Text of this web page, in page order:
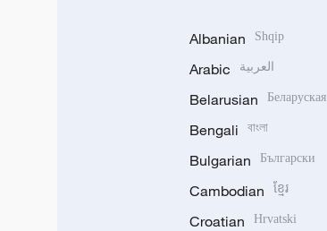
Albanian Shqip
Arabic العربية
Belarusian Беларуская
Bengali বাংলা
Bulgarian Български
Cambodian ខ្មែរ
Croatian Hrvatski